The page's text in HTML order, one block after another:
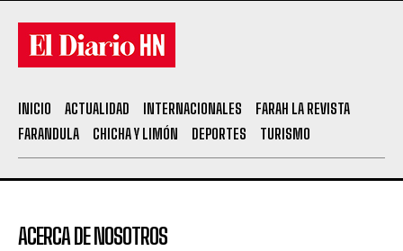
INICIO ACTUALIDAD INTERNACIONALES
FARAH LA REVISTA
FARANDULA
CHICHA Y LIMÓN DEPORTES TURISMO
ACERCA DE NOSOTROS